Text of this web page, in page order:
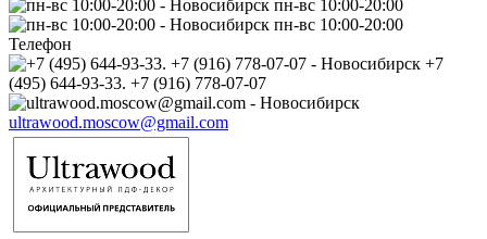
пн-вс 10:00-20:00
пн-вс 10:00-20:00
Телефон
+7
(495) 644-93-33. +7 (916) 778-07-07
ultrawood.moscow@gmail.com